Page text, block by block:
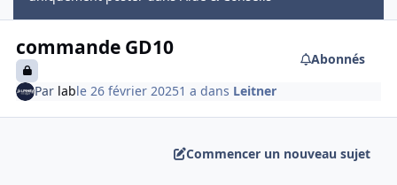
commande GD10
Abonnés
Par lable 26 février 20251 a dans Leitner
Commencer un nouveau sujet